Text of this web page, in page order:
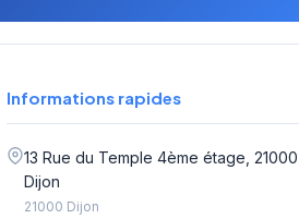
Informations rapides
13 Rue du Temple 4ème étage, 21000
Dijon
21000 Dijon